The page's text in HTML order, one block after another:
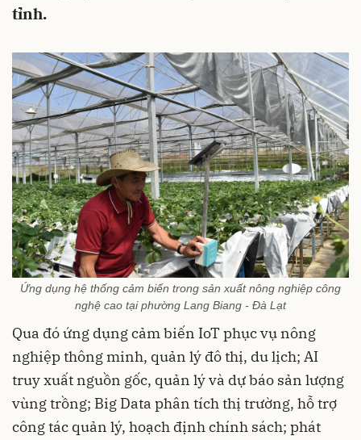
tỉnh.
Ứng dụng hệ thống cảm biến trong sản xuất nông nghiệp công
nghệ cao tại phường Lang Biang - Đà Lạt
Qua đó ứng dụng cảm biến IoT phục vụ nông
nghiệp thông minh, quản lý đô thị, du lịch; AI
truy xuất nguồn gốc, quản lý và dự báo sản lượng
vùng trồng; Big Data phân tích thị trường, hỗ trợ
công tác quản lý, hoạch định chính sách; phát